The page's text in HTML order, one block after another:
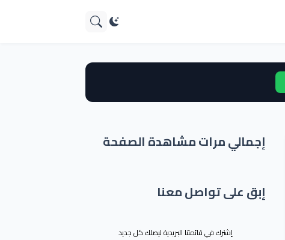
إجمالي مرات مشاهدة الصفحة
إبق على تواصل معنا
إشترك في قائمتنا البريدية ليصلك كل جديد